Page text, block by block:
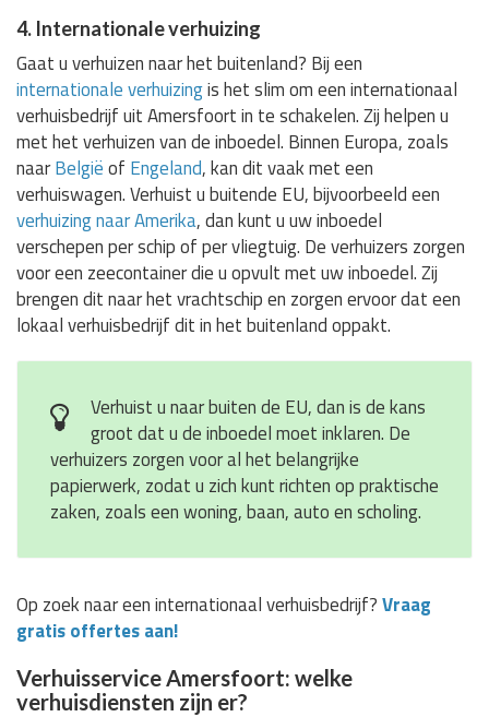
4. Internationale verhuizing
Gaat u verhuizen naar het buitenland? Bij een
internationale verhuizingis het slim om een internationaal
verhuisbedrijf uit Amersfoort in te schakelen. Zij helpen u
met het verhuizen van de inboedel. Binnen Europa, zoals
naarBelgiëof Engeland, kan dit vaak met een
verhuiswagen. Verhuist u buitende EU, bijvoorbeeld een
verhuizing naar Amerika, dan kunt u uw inboedel
verschepen per schip of per vliegtuig. De verhuizers zorgen
voor een zeecontainer die u opvult met uw inboedel. Zij
brengen dit naar het vrachtschip en zorgen ervoor dat een
lokaal verhuisbedrijf dit in het buitenland oppakt.
Verhuist u naar buiten de EU, dan is de kans
groot dat u de inboedel moet inklaren. De
verhuizers zorgen voor al het belangrijke
papierwerk, zodat u zich kunt richten op praktische
zaken, zoals een woning, baan, auto en scholing.
Op zoek naar een internationaal verhuisbedrijf?Vraag
gratis offertes aan!
Verhuisservice Amersfoort: welke
verhuisdiensten zijn er?